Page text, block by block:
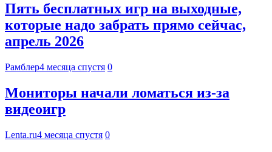
Пять бесплатных игр на выходные,
которые надо забрать прямо сейчас,
апрель 2026
Рамблер4 месяца спустя 0
Мониторы начали ломаться из-за
видеоигр
Lenta.ru4 месяца спустя 0